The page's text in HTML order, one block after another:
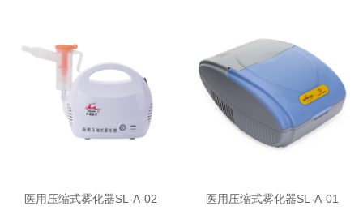
医用压缩式雾化器SL-A-02 医用压缩式雾化器SL-A-01